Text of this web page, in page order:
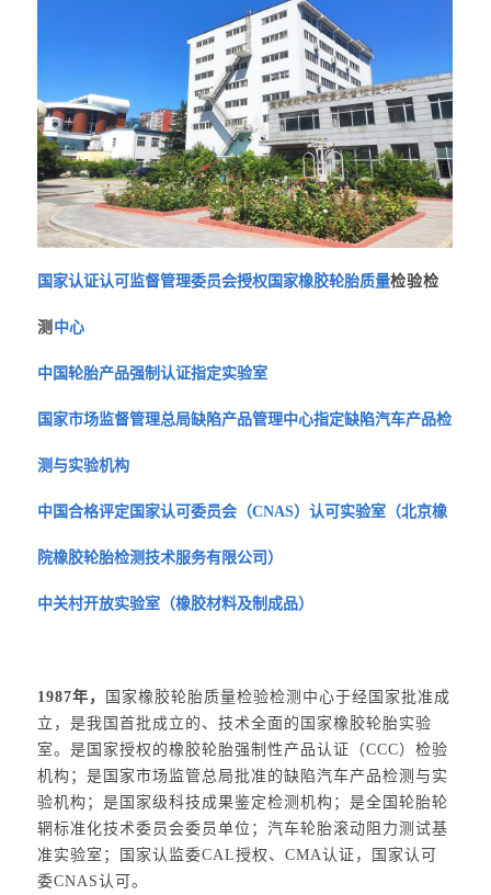
国家认证认可监督管理委员会授权国家橡胶轮胎质量检验检
测 中心
中国轮胎产品强制认证指定实验室
国家市场监督管理总局缺陷产品管理中心指定缺陷汽车产品检
测与实验机构
中国合格评定国家认可委员会（CNAS）认可实验室（北京橡
院橡胶轮胎检测技术服务有限公司）
中关村开放实验室（橡胶材料及制成品）
1987年，
国家橡胶轮胎质量检验检测中心于经国家批准成
立，是我国首批成立的、技术全面的国家橡胶轮胎实验
室。是国家授权的橡胶轮胎强制性产品认证（CCC）检验
机构；是国家市场监管总局批准的缺陷汽车产品检测与实
验机构；是国家级科技成果鉴定检测机构；是全国轮胎轮
辋标准化技术委员会委员单位；汽车轮胎滚动阻力测试基
准实验室；国家认监委CAL授权、CMA认证，国家认可
委CNAS认可。